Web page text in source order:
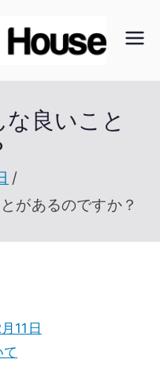
ス
ル
教会
の無
地で
開拓
良いこと
があるのですか？
11日